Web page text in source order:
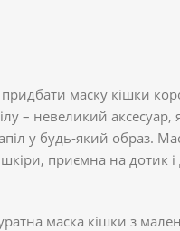
маску кішки
– невеликий аксесуар,
у будь-який образ.
приємна на дотик
маска кішки з